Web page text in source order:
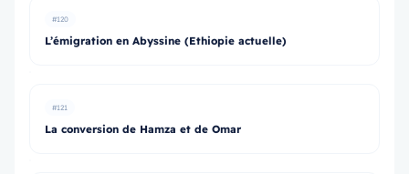
#120
L’émigration en Abyssine (Ethiopie actuelle)
#121
La conversion de Hamza et de Omar